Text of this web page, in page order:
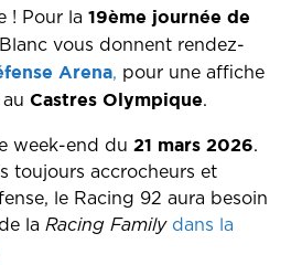
! Pour la 19ème journée de
vous donnent rendez-
Arena, pour une affiche
Castres Olympique.
week-end du 21 mars 2026.
toujours accrocheurs et
le Racing 92 aura besoin
la Racing Family dans la